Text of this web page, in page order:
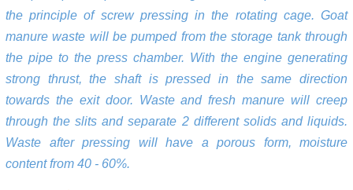
the principle of screw pressing in the rotating cage. Goat
manure waste will be pumped from the storage tank through
the pipe to the press chamber. With the engine generating
strong thrust, the shaft is pressed in the same direction
towards the exit door. Waste and fresh manure will creep
through the slits and separate 2 different solids and liquids.
Waste after pressing will have a porous form, moisture
content from 40 - 60%.